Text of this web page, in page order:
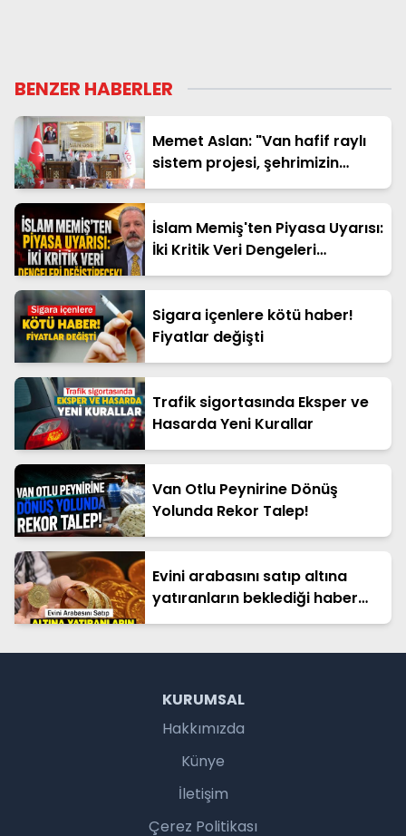
BENZER HABERLER
Memet Aslan: "Van hafif raylı
sistem projesi, şehrimizin
geleceğine yapılan en büyük
İslam Memiş'ten Piyasa Uyarısı:
İki Kritik Veri Dengeleri
Değiştirecek!
Sigara içenlere kötü haber!
Fiyatlar değişti
Trafik sigortasında Eksper ve
Hasarda Yeni Kurallar
Van Otlu Peynirine Dönüş
Yolunda Rekor Talep!
Evini arabasını satıp altına
yatıranların beklediği haber
geldi
KURUMSAL
Hakkımızda
Künye
İletişim
Çerez Politikası